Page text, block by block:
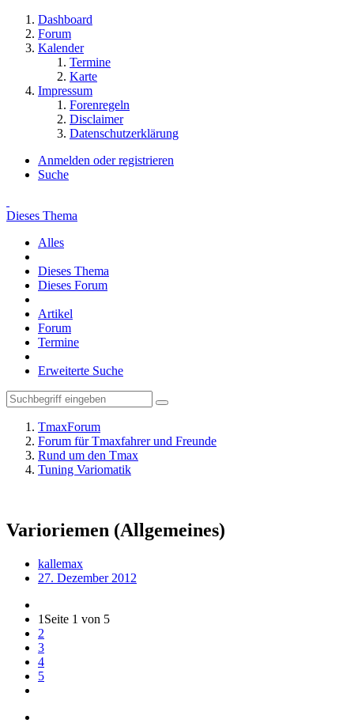
Dashboard
Forum
Kalender
Termine
Karte
Impressum
Forenregeln
Disclaimer
Datenschutzerklärung
Anmelden oder registrieren
Suche
Dieses Thema
Alles
Dieses Thema
Dieses Forum
Artikel
Forum
Termine
Erweiterte Suche
TmaxForum
Forum für Tmaxfahrer und Freunde
Rund um den Tmax
Tuning Variomatik
Varioriemen (Allgemeines)
kallemax
27. Dezember 2012
1 Seite 1 von 5
2
3
4
5